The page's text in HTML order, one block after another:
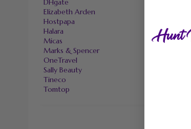
DHgate
Elizabeth Arden
Hostpapa
Halara
Micas
Marks & Spencer
OneTravel
Sally Beauty
Tineco
Tomtop